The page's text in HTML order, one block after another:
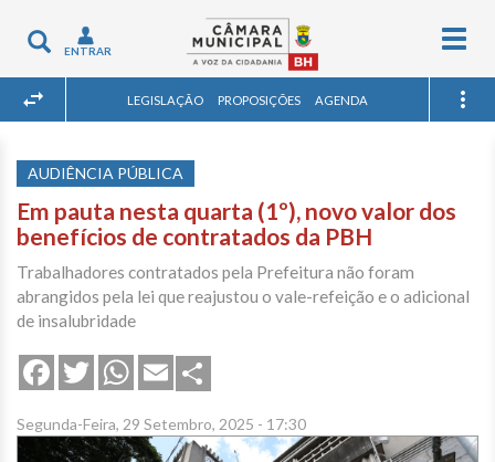
Toggle
navigation
ENTRAR
LEGISLAÇÃO PROPOSIÇÕES AGENDA
AUDIÊNCIA PÚBLICA
Em pauta nesta quarta (1º), novo valor dos
benefícios de contratados da PBH
Trabalhadores contratados pela Prefeitura não foram
abrangidos pela lei que reajustou o vale-refeição e o adicional
de insalubridade
FacebookTwitterWhatsApp
Email
Segunda-Feira, 29 Setembro, 2025 - 17:30